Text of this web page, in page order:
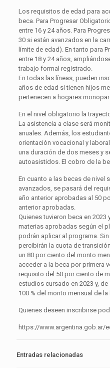
Los requisitos de edad para
beca. Para Progresar
entre 16 y 24 años. Para
30 si están avanzados en la
límite de edad). En tanto para
entre 18 y 24 años,
trabajo formal registrado.
En todas las líneas, pueden
años de edad si tienen hijos
pertenecen a hogares
En el nivel obligatorio la
La asistencia a clase será
anuales. Además, los
orientación vocacional y
una duración de dos meses y
autoasistidos. El cobro de la
En cuanto a las becas de nivel
avanzados, se pasará del
año anterior aprobadas al 50
anterior aprobadas.
Quienes tuvieron beca en
materias aprobadas según el
podrán aplicar al programa.
percibirán la cuota de
un 80 por ciento del monto
acceder a la beca por primera
requisito del 50 por ciento de
estudios cursado en 2023 y,
100 % del monto mensual de la
Quienes deseen inscribirse
https://www.argentina.gob.ar/
Entradas relacionadas